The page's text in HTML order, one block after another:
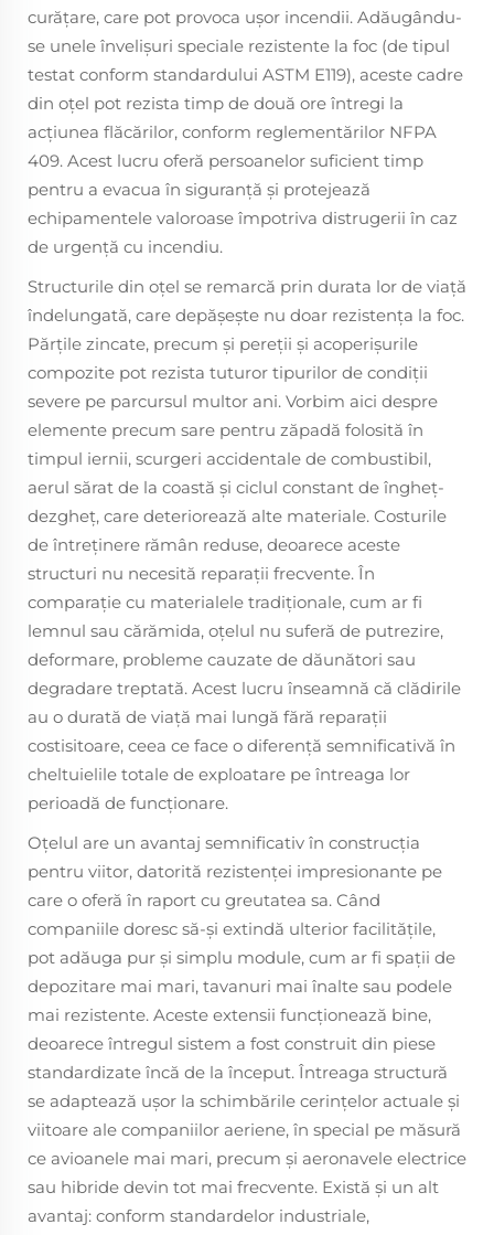
curățare, care pot provoca ușor incendii. Adăugându-
se unele învelișuri speciale rezistente la foc (de tipul
testat conform standardului ASTM E119), aceste cadre
din oțel pot rezista timp de două ore întregi la
acțiunea flăcărilor, conform reglementărilor NFPA
409. Acest lucru oferă persoanelor suficient timp
pentru a evacua în siguranță și protejează
echipamentele valoroase împotriva distrugerii în caz
de urgență cu incendiu.
Structurile din oțel se remarcă prin durata lor de viață
îndelungată, care depășește nu doar rezistența la foc.
Părțile zincate, precum și pereții și acoperișurile
compozite pot rezista tuturor tipurilor de condiții
severe pe parcursul multor ani. Vorbim aici despre
elemente precum sare pentru zăpadă folosită în
timpul iernii, scurgeri accidentale de combustibil,
aerul sărat de la coastă și ciclul constant de îngheț-
dezgheț, care deteriorează alte materiale. Costurile
de întreținere rămân reduse, deoarece aceste
structuri nu necesită reparații frecvente. În
comparație cu materialele tradiționale, cum ar fi
lemnul sau cărămida, oțelul nu suferă de putrezire,
deformare, probleme cauzate de dăunători sau
degradare treptată. Acest lucru înseamnă că clădirile
au o durată de viață mai lungă fără reparații
costisitoare, ceea ce face o diferență semnificativă în
cheltuielile totale de exploatare pe întreaga lor
perioadă de funcționare.
Oțelul are un avantaj semnificativ în construcția
pentru viitor, datorită rezistenței impresionante pe
care o oferă în raport cu greutatea sa. Când
companiile doresc să-și extindă ulterior facilitățile,
pot adăuga pur și simplu module, cum ar fi spații de
depozitare mai mari, tavanuri mai înalte sau podele
mai rezistente. Aceste extensii funcționează bine,
deoarece întregul sistem a fost construit din piese
standardizate încă de la început. Întreaga structură
se adaptează ușor la schimbările cerințelor actuale și
viitoare ale companiilor aeriene, în special pe măsură
ce avioanele mai mari, precum și aeronavele electrice
sau hibride devin tot mai frecvente. Există și un alt
avantaj: conform standardelor industriale,